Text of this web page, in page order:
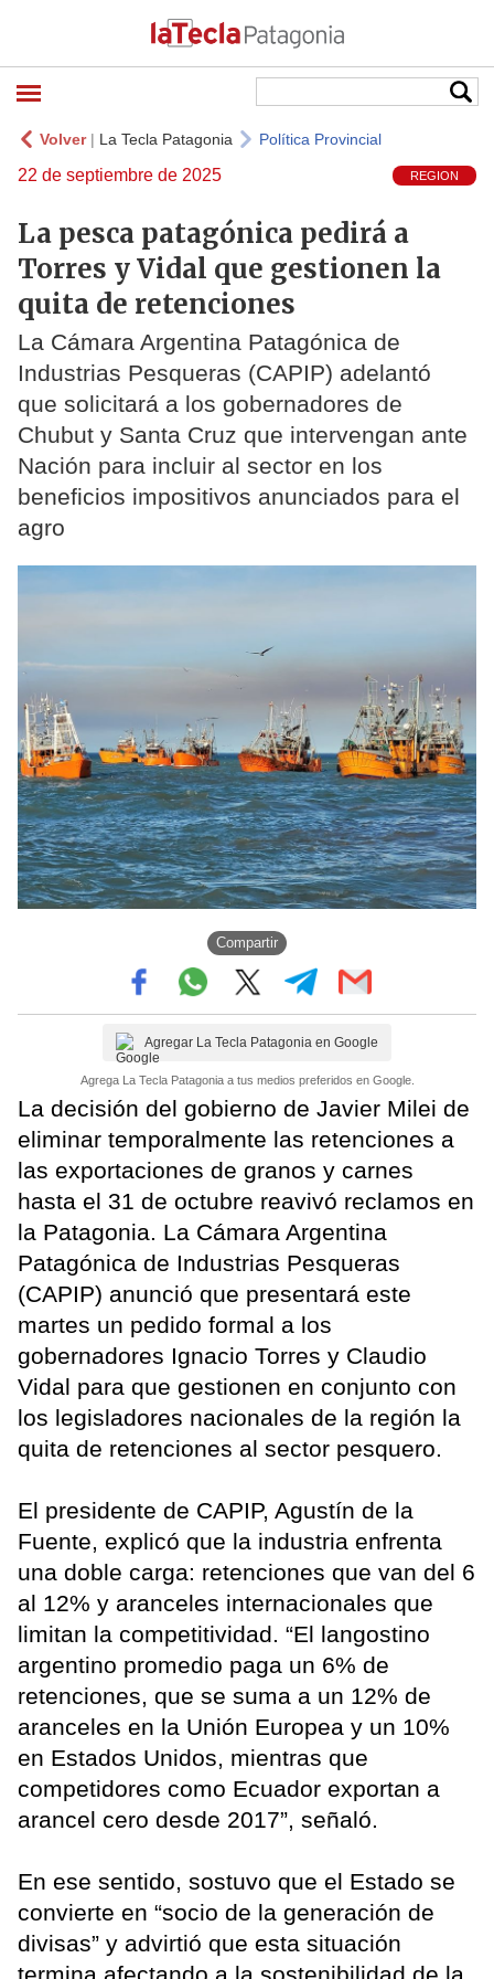
Volver| La Tecla Patagonia Política Provincial
22 de septiembre de 2025 REGION
La pesca patagónica pedirá a
Torres y Vidal que gestionen la
quita de retenciones
La Cámara Argentina Patagónica de
Industrias Pesqueras (CAPIP) adelantó
que solicitará a los gobernadores de
Chubut y Santa Cruz que intervengan ante
Nación para incluir al sector en los
beneficios impositivos anunciados para el
agro
Compartir
Agregar La Tecla Patagonia en Google
Agrega La Tecla Patagonia a tus medios preferidos en Google.
La decisión del gobierno de Javier Milei de
eliminar temporalmente las retenciones a
las exportaciones de granos y carnes
hasta el 31 de octubre reavivó reclamos en
la Patagonia. La Cámara Argentina
Patagónica de Industrias Pesqueras
(CAPIP) anunció que presentará este
martes un pedido formal a los
gobernadores Ignacio Torres y Claudio
Vidal para que gestionen en conjunto con
los legisladores nacionales de la región la
quita de retenciones al sector pesquero.
El presidente de CAPIP, Agustín de la
Fuente, explicó que la industria enfrenta
una doble carga: retenciones que van del 6
al 12% y aranceles internacionales que
limitan la competitividad. “El langostino
argentino promedio paga un 6% de
retenciones, que se suma a un 12% de
aranceles en la Unión Europea y un 10%
en Estados Unidos, mientras que
competidores como Ecuador exportan a
arancel cero desde 2017”, señaló.
En ese sentido, sostuvo que el Estado se
convierte en “socio de la generación de
divisas” y advirtió que esta situación
termina afectando a la sostenibilidad de la